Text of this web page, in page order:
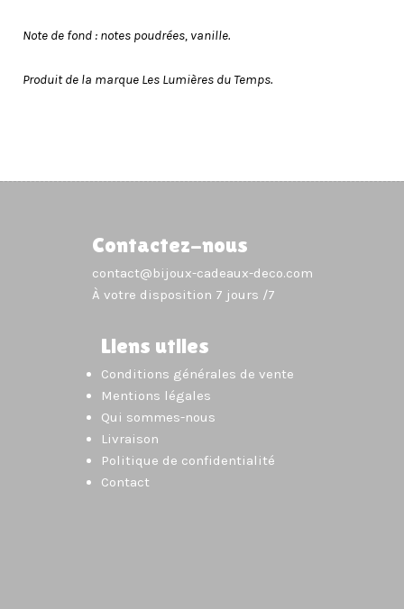
Note de fond : notes poudrées, vanille.
Produit de la marque Les Lumières du Temps.
Contactez-nous
contact@bijoux-cadeaux-deco.com
À votre disposition 7 jours /7
Liens utiles
Conditions générales de vente
Mentions légales
Qui sommes-nous
Livraison
Politique de confidentialité
Contact